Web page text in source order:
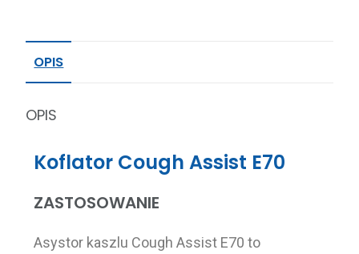
OPIS
OPIS
Koflator Cough Assist E70
ZASTOSOWANIE
Asystor kaszlu Cough Assist E70 to